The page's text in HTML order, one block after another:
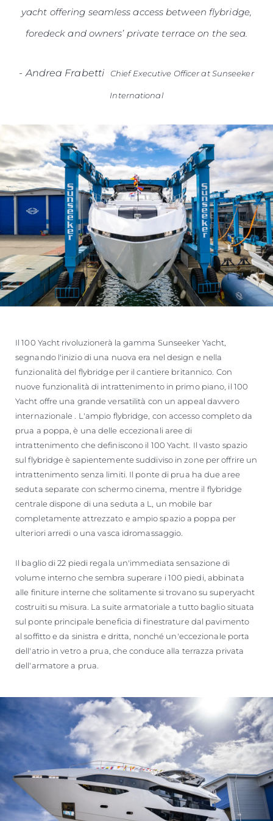
yacht offering seamless access between flybridge,
foredeck and owners’ private terrace on the sea.
-Andrea Frabetti Chief Executive Officer at Sunseeker
International
Il 100 Yacht rivoluzionerà la gamma Sunseeker Yacht,
segnando l'inizio di una nuova era nel design e nella
funzionalità del flybridge per il cantiere britannico. Con
nuove funzionalità di intrattenimento in primo piano, il 100
Yacht offre una grande versatilità con un appeal davvero
internazionale . L'ampio flybridge, con accesso completo da
prua a poppa, è una delle eccezionali aree di
intrattenimento che definiscono il 100 Yacht. Il vasto spazio
sul flybridge è sapientemente suddiviso in zone per offrire un
intrattenimento senza limiti. Il ponte di prua ha due aree
seduta separate con schermo cinema, mentre il flybridge
centrale dispone di una seduta a L, un mobile bar
completamente attrezzato e ampio spazio a poppa per
ulteriori arredi o una vasca idromassaggio.
Il baglio di 22 piedi regala un'immediata sensazione di
volume interno che sembra superare i 100 piedi, abbinata
alle finiture interne che solitamente si trovano su superyacht
costruiti su misura. La suite armatoriale a tutto baglio situata
sul ponte principale beneficia di finestrature dal pavimento
al soffitto e da sinistra e dritta, nonché un'eccezionale porta
dell'atrio in vetro a prua, che conduce alla terrazza privata
dell'armatore a prua.